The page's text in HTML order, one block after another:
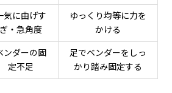
気に曲げす
ぎ・急角度
ゆっくり均等に力を
かける
ンダーの固
定不足
足でベンダーをしっ
かり踏み固定する